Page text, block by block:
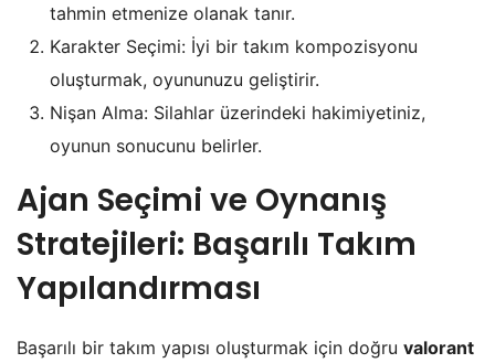
tahmin etmenize olanak tanır.
Karakter Seçimi: İyi bir takım kompozisyonu
oluşturmak, oyununuzu geliştirir.
Nişan Alma: Silahlar üzerindeki hakimiyetiniz,
oyunun sonucunu belirler.
Ajan Seçimi ve Oynanış
Stratejileri: Başarılı Takım
Yapılandırması
Başarılı bir takım yapısı oluşturmak için doğru valorant